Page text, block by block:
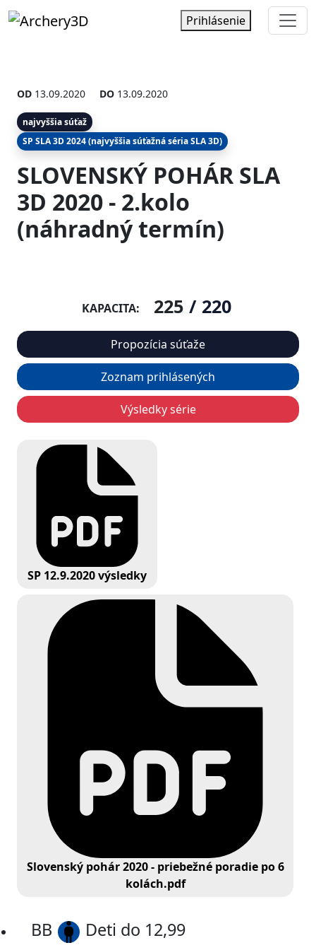
Prihlásenie
OD 13.09.2020 DO 13.09.2020
najvyššia súťaž
SP SLA 3D 2024 (najvyššia súťažná séria SLA 3D)
SLOVENSKÝ POHÁR SLA
3D 2020 - 2.kolo
(náhradný termín)
KAPACITA: 225 / 220
Propozícia súťaže
Zoznam prihlásených
Výsledky série
SP 12.9.2020 výsledky
Slovenský pohár 2020 - priebežné poradie po 6
kolách.pdf
BB Deti do 12,99